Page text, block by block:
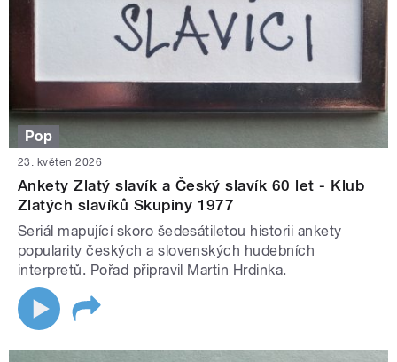
Pop
23. květen 2026
Ankety Zlatý slavík a Český slavík 60 let - Klub
Zlatých slavíků Skupiny 1977
Seriál mapující skoro šedesátiletou historii ankety
popularity českých a slovenských hudebních
interpretů. Pořad připravil Martin Hrdinka.